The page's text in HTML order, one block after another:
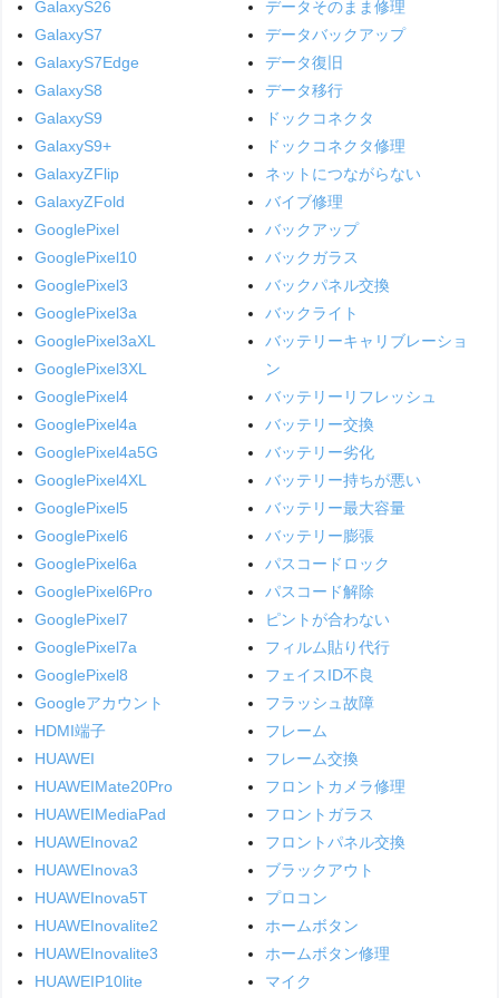
GalaxyS26
GalaxyS7
GalaxyS7Edge
GalaxyS8
GalaxyS9
GalaxyS9+
GalaxyZFlip
GalaxyZFold
GooglePixel
GooglePixel10
GooglePixel3
GooglePixel3a
GooglePixel3aXL
GooglePixel3XL
GooglePixel4
GooglePixel4a
GooglePixel4a5G
GooglePixel4XL
GooglePixel5
GooglePixel6
GooglePixel6a
GooglePixel6Pro
GooglePixel7
GooglePixel7a
GooglePixel8
Googleアカウント
HDMI端子
HUAWEI
HUAWEIMate20Pro
HUAWEIMediaPad
HUAWEInova2
HUAWEInova3
HUAWEInova5T
HUAWEInovalite2
HUAWEInovalite3
HUAWEIP10lite
データそのまま修理
データバックアップ
データ復旧
データ移行
ドックコネクタ
ドックコネクタ修理
ネットにつながらない
バイブ修理
バックアップ
バックガラス
バックパネル交換
バックライト
バッテリーキャリブレーショ
ン
バッテリーリフレッシュ
バッテリー交換
バッテリー劣化
バッテリー持ちが悪い
バッテリー最大容量
バッテリー膨張
パスコードロック
パスコード解除
ピントが合わない
フィルム貼り代行
フェイスID不良
フラッシュ故障
フレーム
フレーム交換
フロントカメラ修理
フロントガラス
フロントパネル交換
ブラックアウト
プロコン
ホームボタン
ホームボタン修理
マイク